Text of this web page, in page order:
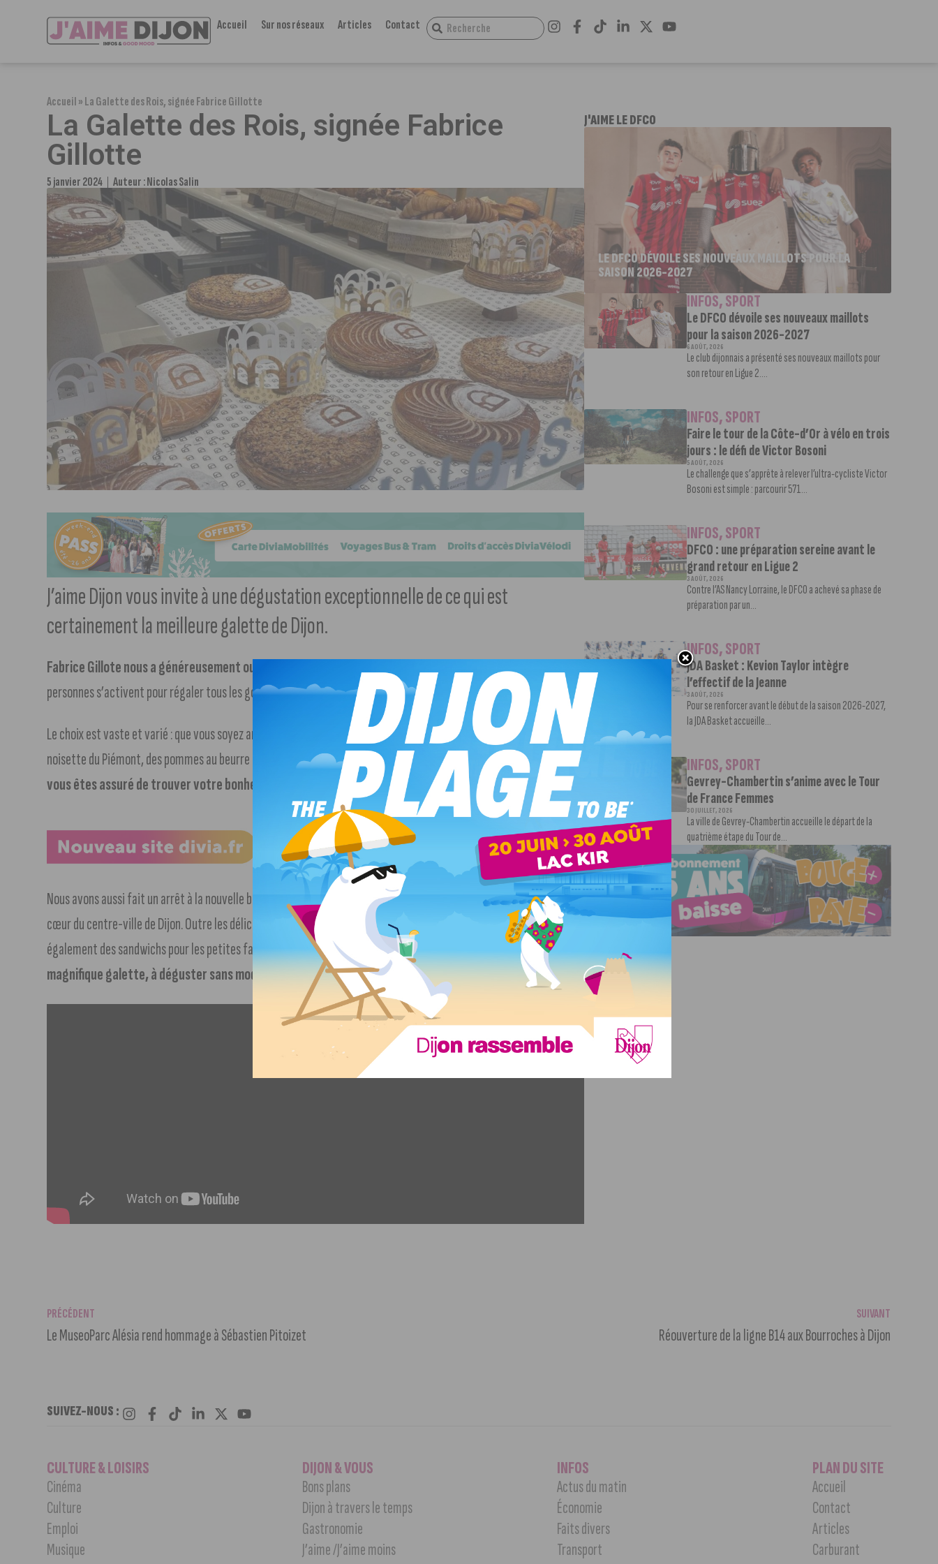
Accueil Sur nos réseaux Articles Contact
Accueil»La Galette des Rois, signée Fabrice Gillotte
La Galette des Rois, signée Fabrice
Gillotte
5 janvier 2024 Auteur :Nicolas Salin
J’aime Dijon vous invite à une dégustation exceptionnelle de ce qui est
certainement la meilleure galette de Dijon.
Fabrice Gillote nous a généreusement ouvert les portes de son splendide atelier, où plusieurs dizaines de
personnes s’activent pour régaler tous les gourmands.
Le choix est vaste et varié : que vous soyez amateur de la traditionnelle frangipane à l’amande, de la savoureuse
noisette du Piémont, des pommes au beurre caramélisées ou encore de l’orange épicée et marmelade d’orange,
vous êtes assuré de trouver votre bonheur
Nous avons aussi fait un arrêt à la nouvelle boutique Beurre Noisette, idéalement située au 50 rue du Bourg en plein
cœur du centre-ville de Dijon. Outre les délicieuses viennoiseries et pâtisseries qui y sont proposées, on y trouve
également des sandwichs pour les petites faims. Et bien entendu,
nous en sommes repartis avec notre
magnifique galette, à déguster sans modération.
J'AIME LE DFCO
LE DFCO DÉVOILE SES NOUVEAUX MAILLOTS POUR LA
SAISON 2026-2027
INFOS,SPORT
Le DFCO dévoile ses nouveaux maillots
pour la saison 2026-2027
6 AOÛT, 2026
Le club dijonnais a présenté ses nouveaux maillots pour
son retour en Ligue 2....
INFOS,SPORT
Faire le tour de la Côte-d’Or à vélo en trois
jours : le défi de Victor Bosoni
5 AOÛT, 2026
Le challenge que s’apprête à relever l’ultra-cycliste Victor
Bosoni est simple : parcourir 571...
INFOS,SPORT
DFCO : une préparation sereine avant le
grand retour en Ligue 2
3 AOÛT, 2026
Contre l’AS Nancy Lorraine, le DFCO a achevé sa phase de
préparation par un...
INFOS,SPORT
JDA Basket : Kevion Taylor intègre
l’effectif de la Jeanne
3 AOÛT, 2026
Pour se renforcer avant le début de la saison 2026-2027,
la JDA Basket accueille...
INFOS,SPORT
Gevrey-Chambertin s’anime avec le Tour
de France Femmes
30 JUILLET, 2026
La ville de Gevrey-Chambertin accueille le départ de la
quatrième étape du Tour de...
PRÉCÉDENT
Le MuseoParc Alésia rend hommage à Sébastien Pitoizet
SUIVANT
Réouverture de la ligne B14 aux Bourroches à Dijon
SUIVEZ-NOUS :
CULTURE & LOISIRS
Cinéma
Culture
Emploi
Musique
DIJON & VOUS
Bons plans
Dijon à travers le temps
Gastronomie
J’aime /J’aime moins
INFOS
Actus du matin
Économie
Faits divers
Transport
PLAN DU SITE
Accueil
Contact
Articles
Carburant